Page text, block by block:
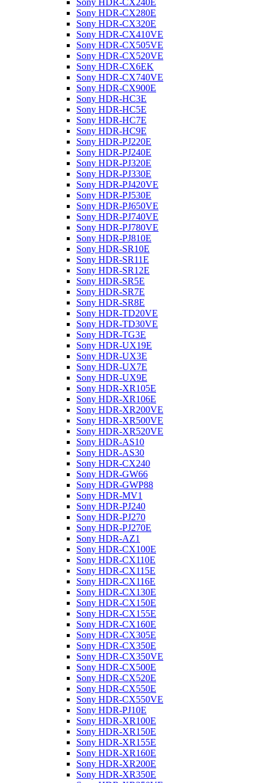
Sony HDR-CX240E
Sony HDR-CX280E
Sony HDR-CX320E
Sony HDR-CX410VE
Sony HDR-CX505VE
Sony HDR-CX520VE
Sony HDR-CX6EK
Sony HDR-CX740VE
Sony HDR-CX900E
Sony HDR-HC3E
Sony HDR-HC5E
Sony HDR-HC7E
Sony HDR-HC9E
Sony HDR-PJ220E
Sony HDR-PJ240E
Sony HDR-PJ320E
Sony HDR-PJ330E
Sony HDR-PJ420VE
Sony HDR-PJ530E
Sony HDR-PJ650VE
Sony HDR-PJ740VE
Sony HDR-PJ780VE
Sony HDR-PJ810E
Sony HDR-SR10E
Sony HDR-SR11E
Sony HDR-SR12E
Sony HDR-SR5E
Sony HDR-SR7E
Sony HDR-SR8E
Sony HDR-TD20VE
Sony HDR-TD30VE
Sony HDR-TG3E
Sony HDR-UX19E
Sony HDR-UX3E
Sony HDR-UX7E
Sony HDR-UX9E
Sony HDR-XR105E
Sony HDR-XR106E
Sony HDR-XR200VE
Sony HDR-XR500VE
Sony HDR-XR520VE
Sony HDR-AS10
Sony HDR-AS30
Sony HDR-CX240
Sony HDR-GW66
Sony HDR-GWP88
Sony HDR-MV1
Sony HDR-PJ240
Sony HDR-PJ270
Sony HDR-PJ270E
Sony HDR-AZ1
Sony HDR-CX100E
Sony HDR-CX110E
Sony HDR-CX115E
Sony HDR-CX116E
Sony HDR-CX130E
Sony HDR-CX150E
Sony HDR-CX155E
Sony HDR-CX160E
Sony HDR-CX305E
Sony HDR-CX350E
Sony HDR-CX350VE
Sony HDR-CX500E
Sony HDR-CX520E
Sony HDR-CX550E
Sony HDR-CX550VE
Sony HDR-PJ10E
Sony HDR-XR100E
Sony HDR-XR150E
Sony HDR-XR155E
Sony HDR-XR160E
Sony HDR-XR200E
Sony HDR-XR350E